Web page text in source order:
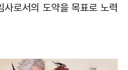
로서의 도약을 목표로 노력